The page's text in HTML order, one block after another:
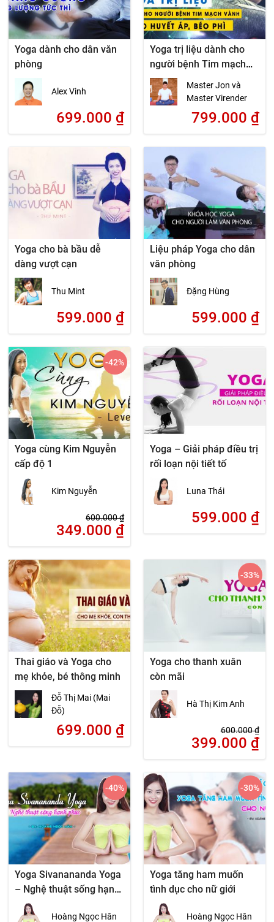
Yoga dành cho dân văn
phòng
Alex Vinh
699.000 ₫
Yoga trị liệu dành cho
người bệnh Tim mạch
vành, cao huyết áp, béo
phì
Master Jon và
Master Virender
799.000 ₫
Yoga cho bà bầu dễ
dàng vượt cạn
Thu Mint
599.000 ₫
Liệu pháp Yoga cho dân
văn phòng
Đặng Hùng
599.000 ₫
Yoga cùng Kim Nguyễn
cấp độ 1
Kim Nguyễn
600.000₫
349.000 ₫
-42%
Yoga – Giải pháp điều trị
rối loạn nội tiết tố
Luna Thái
599.000 ₫
Thai giáo và Yoga cho
mẹ khỏe, bé thông minh
Đỗ Thị Mai (Mai
Đỗ)
699.000 ₫
Yoga cho thanh xuân
còn mãi
Hà Thị Kim Anh
600.000₫
399.000 ₫
-33%
Yoga Sivanananda Yoga
– Nghệ thuật sống hạnh
phúc
Hoàng Ngọc Hân
-40%
Yoga tăng ham muốn
tình dục cho nữ giới
Hoàng Ngọc Hân
-30%